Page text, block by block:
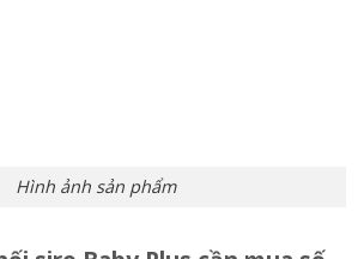
Hình ảnh sản phẩm